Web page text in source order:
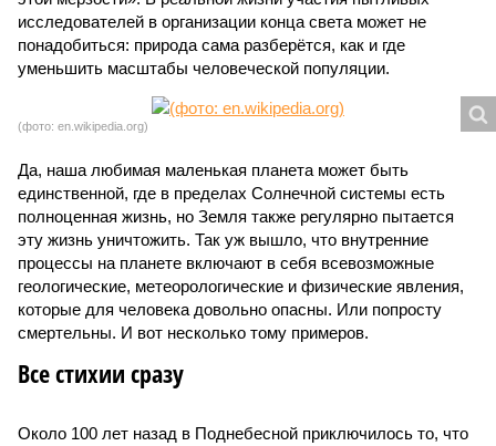
исследователей в организации конца света может не
понадобиться: природа сама разберётся, как и где
уменьшить масштабы человеческой популяции.
(фото: en.wikipedia.org)
Да, наша любимая маленькая планета может быть
единственной, где в пределах Солнечной системы есть
полноценная жизнь, но Земля также регулярно пытается
эту жизнь уничтожить. Так уж вышло, что внутренние
процессы на планете включают в себя всевозможные
геологические, метеорологические и физические явления,
которые для человека довольно опасны. Или попросту
смертельны. И вот несколько тому примеров.
Все стихии сразу
Около 100 лет назад в Поднебесной приключилось то, что